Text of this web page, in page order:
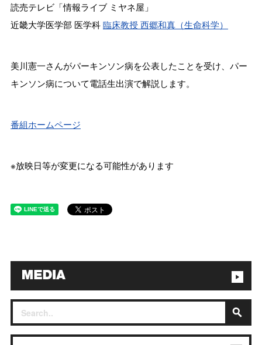
読売テレビ「情報ライブ ミヤネ屋」
近畿大学医学部 医学科臨床教授 西郷和真（生命科学）
美川憲一さんがパーキンソン病を公表したことを受け、パー
キンソン病について電話生出演で解説します。
番組ホームページ
※放映日等が変更になる可能性があります